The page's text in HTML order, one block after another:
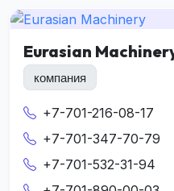
Eurasian
компания
+7-701-216-08-17
+7-701-347-70-79
+7-701-532-31-94